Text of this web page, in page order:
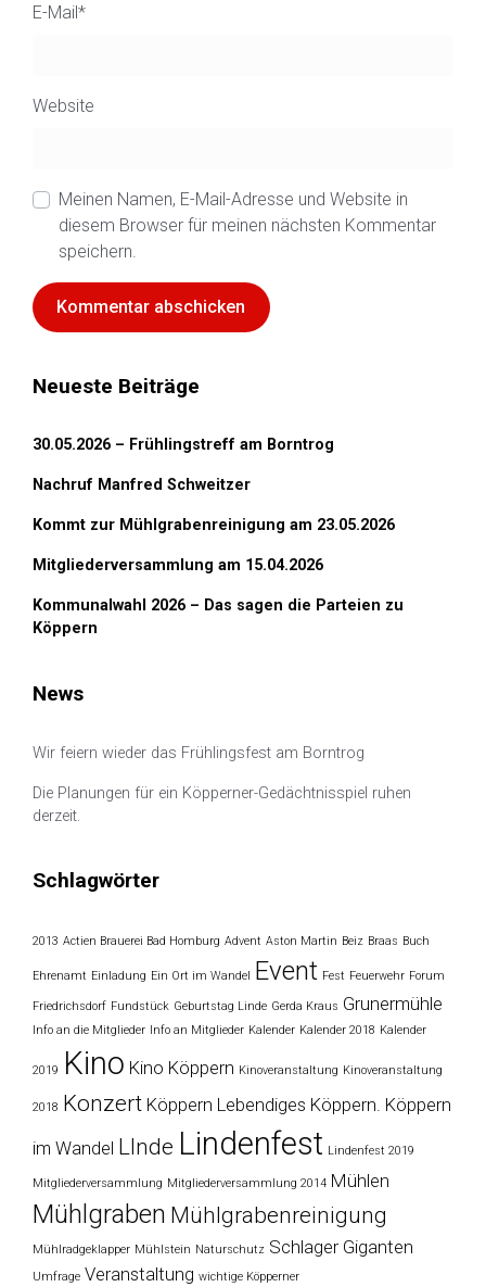
E-Mail*
Website
Meinen Namen, E-Mail-Adresse und Website in
diesem Browser für meinen nächsten Kommentar
speichern.
Neueste Beiträge
30.05.2026 – Frühlingstreff am Borntrog
Nachruf Manfred Schweitzer
Kommt zur Mühlgrabenreinigung am 23.05.2026
Mitgliederversammlung am 15.04.2026
Kommunalwahl 2026 – Das sagen die Parteien zu
Köppern
News
Wir feiern wieder das Frühlingsfest am Borntrog
Die Planungen für ein Köpperner-Gedächtnisspiel ruhen
derzeit.
Schlagwörter
2013 Actien Brauerei Bad Homburg Advent Aston Martin Beiz Braas Buch
Ehrenamt Einladung Ein Ort im Wandel Event Fest Feuerwehr Forum
Friedrichsdorf Fundstück Geburtstag Linde Gerda Kraus Grunermühle
Info an die Mitglieder Info an Mitglieder Kalender Kalender 2018 Kalender
2019 Kino Kino Köppern Kinoveranstaltung Kinoveranstaltung
2018 Konzert Köppern Lebendiges Köppern. Köppern
im Wandel LInde Lindenfest Lindenfest 2019
Mitgliederversammlung Mitgliederversammlung 2014 Mühlen
Mühlgraben Mühlgrabenreinigung
Mühlradgeklapper Mühlstein Naturschutz Schlager Giganten
Umfrage Veranstaltung wichtige Köpperner